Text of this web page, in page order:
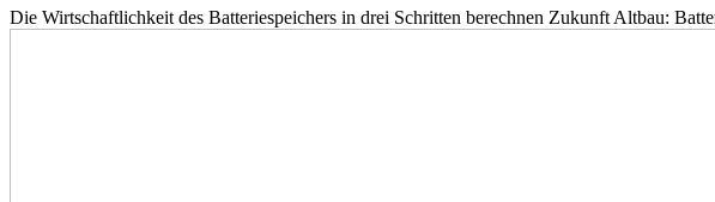
Die Wirtschaftlichkeit des Batteriespeichers in drei Schritten berechnen Zukunft Altbau: